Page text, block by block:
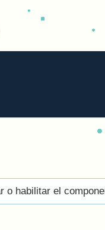
habilitar el